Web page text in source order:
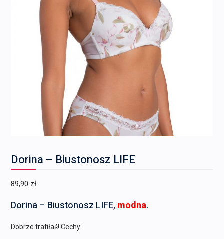
Dorina – Biustonosz LIFE
89,90 zł
Dorina – Biustonosz LIFE, modna.
Dobrze trafiłaś! Cechy: